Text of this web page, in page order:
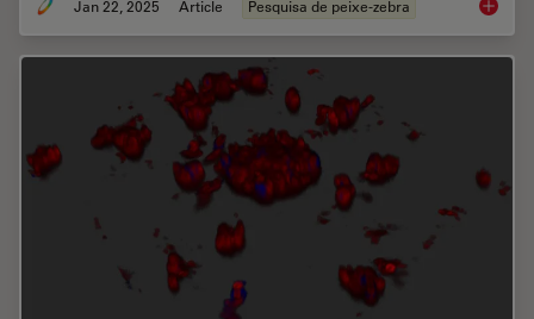
Jan 22, 2025 Article Pesquisa de peixe-zebra